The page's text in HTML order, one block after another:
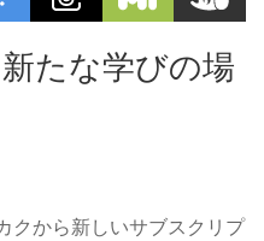
たな学びの場
クから新しいサブスクリプ